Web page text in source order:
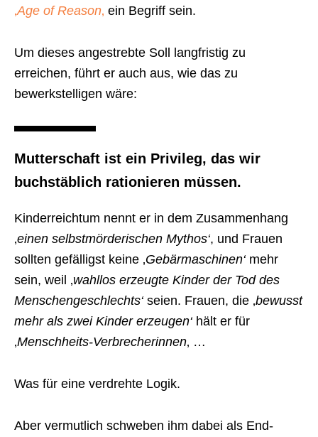
‚Age of Reason‚ ein Begriff sein.
Um dieses angestrebte Soll langfristig zu
erreichen, führt er auch aus, wie das zu
bewerkstelligen wäre:
Mutterschaft ist ein Privileg, das wir
buchstäblich rationieren müssen.
Kinderreichtum nennt er in dem Zusammenhang
‚einen selbstmörderischen Mythos‘, und Frauen
sollten gefälligst keine ‚Gebärmaschinen‘ mehr
sein, weil ‚wahllos erzeugte Kinder der Tod des
Menschengeschlechts‘ seien. Frauen, die ‚bewusst
mehr als zwei Kinder erzeugen‘ hält er für
‚Menschheits-Verbrecherinnen‚ …
Was für eine verdrehte Logik.
Aber vermutlich schweben ihm dabei als End-